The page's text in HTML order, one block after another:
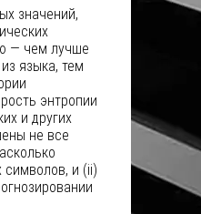
значений,
— чем лучше
языка, тем
энтропии
и других
не все
символов, и (ii)